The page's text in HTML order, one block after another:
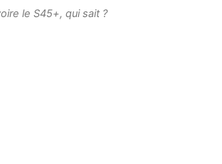
le S45+, qui sait ?